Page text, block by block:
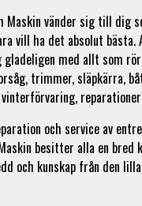
Maskin vänder sig till dig
vill ha det absolut bästa.
gladeligen med allt som
trimmer, släpkärra,
och service av
besitter alla en bred
och kunskap från den